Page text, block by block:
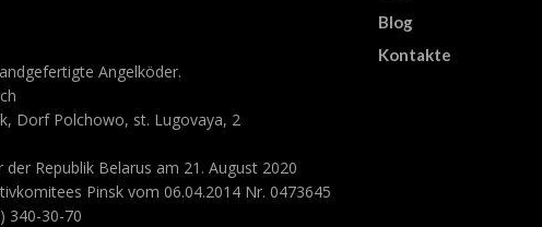
Angelköder.
Dorf Polchowo, st. Lugovaya, 2
Republik Belarus am 21. August 2020
Pinsk vom 06.04.2014 Nr. 0473645
340-30-70
Blog
Kontakte